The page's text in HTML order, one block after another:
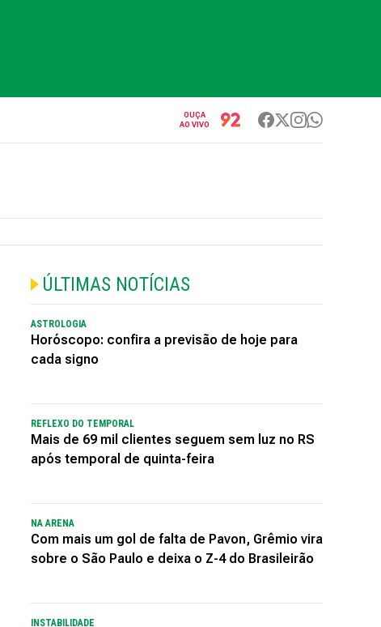
OUÇA
AO VIVO
ÚLTIMAS NOTÍCIAS
ASTROLOGIA
Horóscopo: confira a previsão de hoje para
cada signo
REFLEXO DO TEMPORAL
Mais de 69 mil clientes seguem sem luz no RS
após temporal de quinta-feira
NA ARENA
Com mais um gol de falta de Pavon, Grêmio vira
sobre o São Paulo e deixa o Z-4 do Brasileirão
INSTABILIDADE